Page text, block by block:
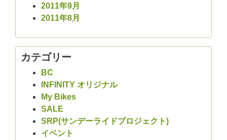
2011年9月
2011年8月
カテゴリー
BC
INFINITY オリジナル
My Bikes
SALE
SRP(サンデーライドプロジェクト)
イベント